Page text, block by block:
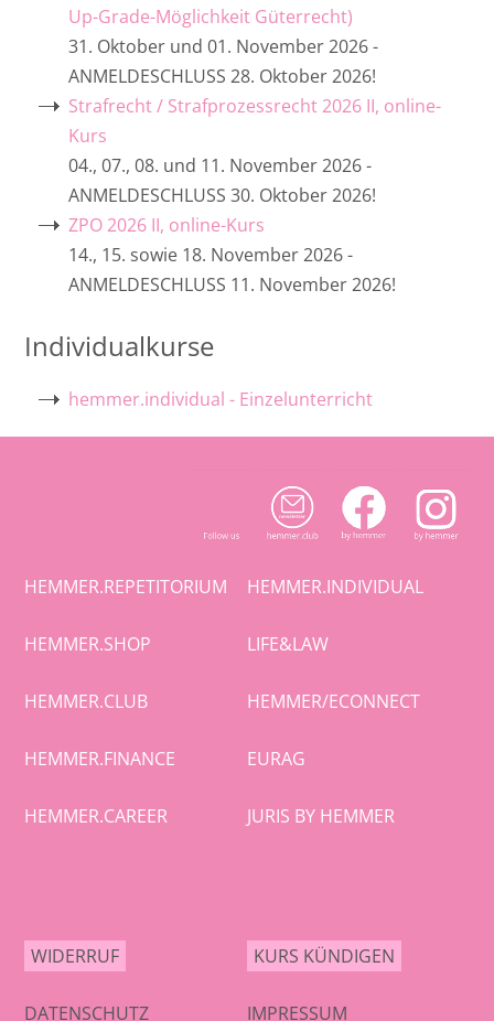
Up-Grade-Möglichkeit Güterrecht)
31. Oktober und 01. November 2026 -
ANMELDESCHLUSS 28. Oktober 2026!
Strafrecht / Strafprozessrecht 2026 II, online-
Kurs
04., 07., 08. und 11. November 2026 -
ANMELDESCHLUSS 30. Oktober 2026!
ZPO 2026 II, online-Kurs
14., 15. sowie 18. November 2026 -
ANMELDESCHLUSS 11. November 2026!
Individualkurse
hemmer.individual - Einzelunterricht
HEMMER.REPETITORIUM HEMMER.INDIVIDUAL
HEMMER.SHOP LIFE&LAW
HEMMER.CLUB HEMMER/ECONNECT
HEMMER.FINANCE EURAG
HEMMER.CAREER JURIS BY HEMMER
WIDERRUF KURS KÜNDIGEN
DATENSCHUTZ IMPRESSUM